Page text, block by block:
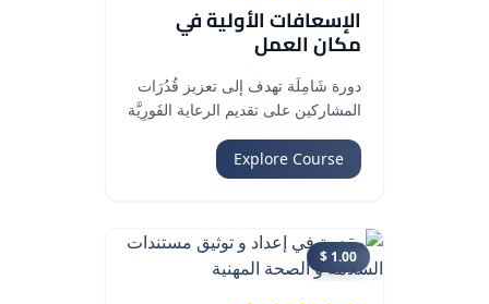
الإسعافات الأولية في
مكان العمل
دورة شَامِلَة تهدف إلى تعزيز قُدُرَات
المشاركين على تقديم الرعاية الفَورِيَّة
Explore Course
1.00 $